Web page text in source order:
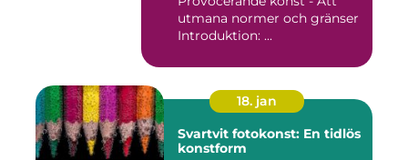
utmana normer och gränser
Introduktion: ...
18. jan
Svartvit fotokonst: En tidlös
konstform